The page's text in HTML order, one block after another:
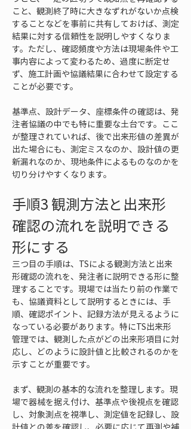
こと、観測終了時に大きなずれがないか点検
することなどを事前に共有しておけば、測定
結果に対する信頼性を説明しやすくなりま
す。ただし、確認頻度や方法は現場条件や工
事内容によって変わるため、過度に断定せ
ず、施工計画や協議結果に合わせて設定する
ことが必要です。
基準点、設計データ、座標条件の確認は、発
注者協議の中でも特に重要な土台です。ここ
が整理されていれば、後で出来形値の差異が
出た場合にも、測定ミスなのか、設計値の更
新漏れなのか、現地条件によるものなのかを
切り分けやすくなります。
手順3 観測方法と出来形
確認の流れを説明できる
形にする
三つ目の手順は、TSによる観測方法と出来
形確認の流れを、発注者に説明できる形に整
理することです。現場では当たり前の作業で
も、協議資料として説明するときには、手
順、確認ポイント、記録方法が見えるように
なっている必要があります。特にTS出来形
管理では、観測した点がどの出来形項目に対
応し、どのように設計値と比較されるのかを
示すことが重要です。
まず、観測の基本的な流れを整理します。現
場で器械を据え付け、基準点や後視点を確認
し、対象測点を視準し、測定値を記録し、設
計値との差を確認し、必要に応じて再測や補